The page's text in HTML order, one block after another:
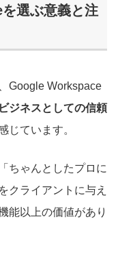
選ぶ意義と注
Google Workspace
ビジネスとしての信頼
じています。
ちゃんとしたプロに
クライアントに与え
能以上の価値があり